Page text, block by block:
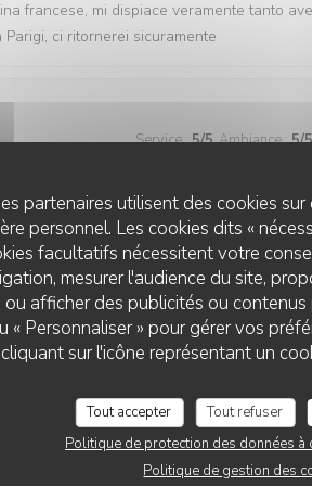
partenaires utilisent des cookies
personnel. Les cookies dits «
facultatifs nécessitent votre
mesurer l'audience du site,
afficher des publicités ou
« Personnaliser » pour gérer vos
sur l'icône représentant un
Tout accepter Tout refuser
Politique de protection des données à
Politique de gestion des
francese, mi dispiace veramente tanto
ci ritornerei sicuramente
Service:5/5 Ambiance:5/5
Service: /5 Ambiance
Service:5/5 Ambiance:4/5
Service:5/5 Ambiance:5/5